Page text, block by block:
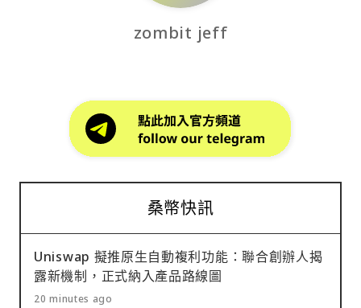
zombit jeff
桑幣快訊
Uniswap 擬推原生自動複利功能：聯合創辦人揭
露新機制，正式納入產品路線圖
20 minutes ago